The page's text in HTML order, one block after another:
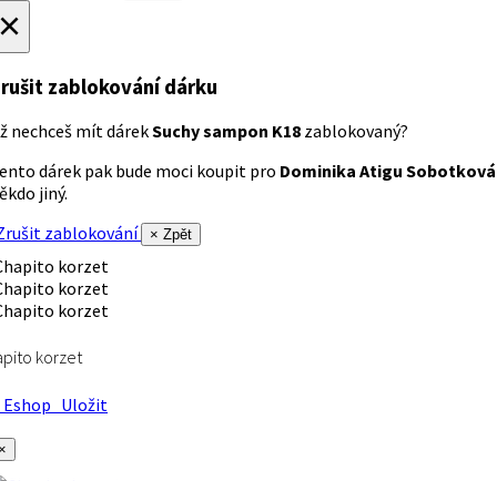
zablokování dárku
nechceš mít dárekSuchy sampon K18 zablokovaný?
dárek pak bude moci koupit pro Dominika Atigu Sobotková
jiný.
zablokování
× Zpět
korzet
Uložit